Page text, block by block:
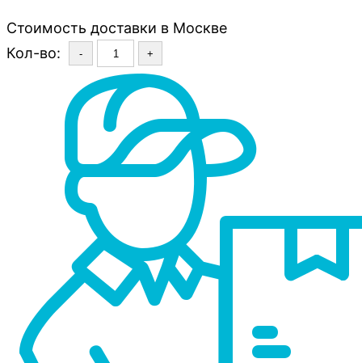
Стоимость доставки в Москве
Кол-во:
- +